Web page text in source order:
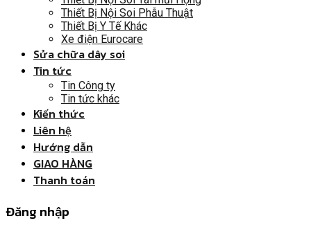
Thiết Bị Nội Soi Phẫu Thuật
Thiết Bị Y Tế Khác
Xe điện Eurocare
Sửa chữa dây soi
Tin tức
Tin Công ty
Tin tức khác
Kiến thức
Liên hệ
Hướng dẫn
GIAO HÀNG
Thanh toán
Đăng nhập